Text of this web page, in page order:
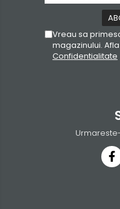
Vreau sa
magazinului.
Confidentialitate